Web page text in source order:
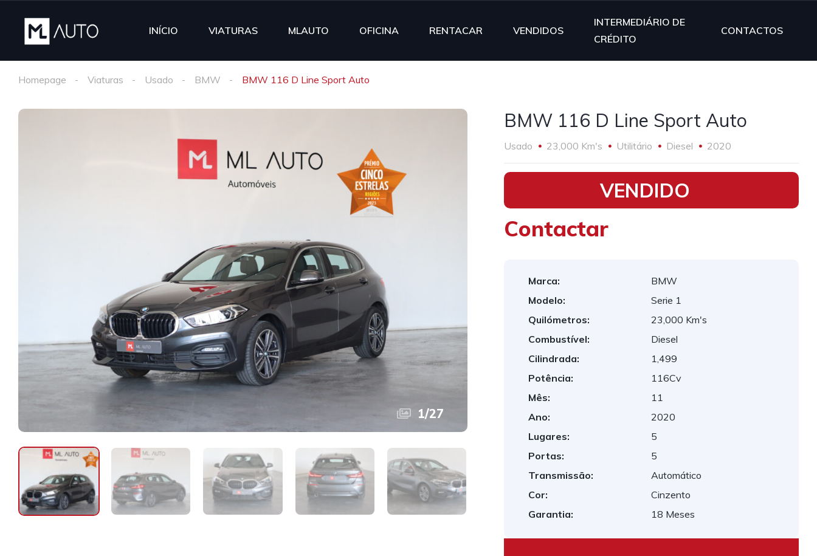
INÍCIO VIATURAS MLAUTO OFICINA RENTACAR VENDIDOS
INTERMEDIÁRIO DE
CRÉDITO
CONTACTOS
Homepage Viaturas Usado BMW BMW 116 D Line Sport Auto
1/27
BMW 116 D Line Sport Auto
Usado 23,000 Km's Utilitário Diesel 2020
•
VENDIDO
Contactar
Marca:
BMW
Modelo:
Serie 1
Quilómetros:
23,000 Km's
Combustível:
Diesel
Cilindrada:
1,499
Potência:
116Cv
Mês:
11
Ano:
2020
Lugares:
5
Portas:
5
Transmissão:
Automático
Cor:
Cinzento
Garantia:
18 Meses